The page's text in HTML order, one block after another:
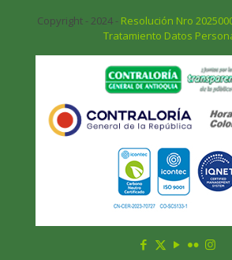
Copyright - 2024 - Resolución Nro
Tratamiento Datos